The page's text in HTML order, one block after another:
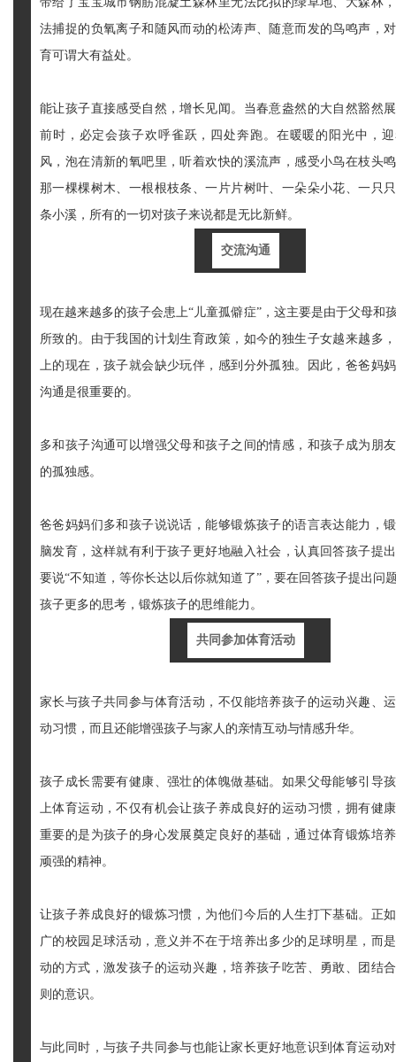
法捕捉的负氧离子和随风而动的松涛声、随意而发的鸟鸣声，
育可谓大有益处。
能让孩子直接感受自然，增长见闻。当春意盎然的大自然豁然
前时，必定会孩子欢呼雀跃，四处奔跑。在暖暖的阳光中，
风，泡在清新的氧吧里，听着欢快的溪流声，感受小鸟在枝头
那一棵棵树木、一根根枝条、一片片树叶、一朵朵小花、一只
条小溪，所有的一切对孩子来说都是无比新鲜。
交流沟通
现在越来越多的孩子会患上“儿童孤僻症”，这主要是由于父母和
所致的。由于我国的计划生育政策，如今的独生子女越来越多
上的现在，孩子就会缺少玩伴，感到分外孤独。因此，爸爸妈
沟通是很重要的。
多和孩子沟通可以增强父母和孩子之间的情感，和孩子成为朋
的孤独感。
爸爸妈妈们多和孩子说说话，能够锻炼孩子的语言表达能力，
脑发育，这样就有利于孩子更好地融入社会，认真回答孩子提
要说“不知道，等你长达以后你就知道了”，要在回答孩子提出问
孩子更多的思考，锻炼孩子的思维能力。
共同参加体育活动
家长与孩子共同参与体育活动，不仅能培养孩子的运动兴趣、
动习惯，而且还能增强孩子与家人的亲情互动与情感升华。
孩子成长需要有健康、强壮的体魄做基础。如果父母能够引导
上体育运动，不仅有机会让孩子养成良好的运动习惯，拥有健
重要的是为孩子的身心发展奠定良好的基础，通过体育锻炼培
顽强的精神。
让孩子养成良好的锻炼习惯，为他们今后的人生打下基础。正
广的校园足球活动，意义并不在于培养出多少的足球明星，而
动的方式，激发孩子的运动兴趣，培养孩子吃苦、勇敢、团结
则的意识。
与此同时，与孩子共同参与也能让家长更好地意识到体育运动